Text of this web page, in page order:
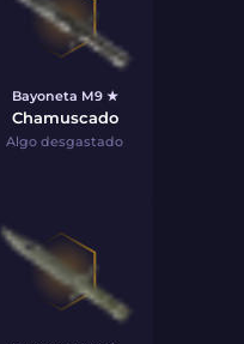
Bayoneta M9 ★
Chamuscado
Algo desgastado